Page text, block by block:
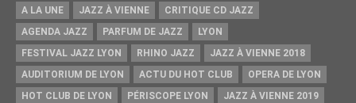
A LA UNE JAZZ À VIENNE
CRITIQUE CD JAZZ
AGENDA JAZZ
PARFUM DE JAZZ
LYON
FESTIVAL JAZZ LYON
RHINO JAZZ
JAZZ À VIENNE 2018
AUDITORIUM DE LYON
ACTU DU HOT CLUB
OPERA DE LYON
HOT CLUB DE LYON
PÉRISCOPE LYON
JAZZ À VIENNE 2019